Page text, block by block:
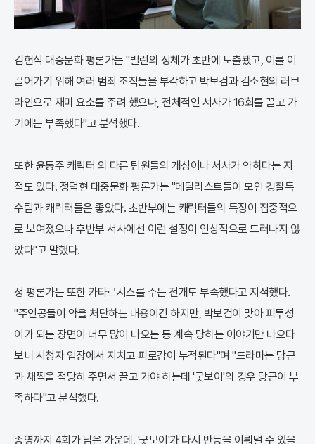
김헌식 대중문화 평론가는 "빌런의 정체가 초반에 노출됐고, 이를 이
끌어가기 위해 여러 범죄 조직들을 부각하고 박보검과 김소현의 러브
라인으로 재미 요소를 주려 했으나, 전체적인 서사가 16회를 끌고 가
기에는 부족했다"고 분석했다.
또한 윤동주 캐릭터 외 다른 팀원들의 개성이나 서사가 약하다는 지
적도 있다. 정덕현 대중문화 평론가는 "메달리스트들이 모인 경찰특
수팀과 캐릭터들은 좋았다. 초반부에는 캐릭터들의 특징이 집중적으
로 보여졌으나 후반부 서사에선 이런 설정이 인상적으로 드러나지 않
았다"고 말했다.
정 평론가는 또한 카타르시스를 주는 전개도 부족했다고 지적했다.
"주인공들이 악을 처단하는 내용이긴 하지만, 박보검이 맞아 피투성
이가 되는 장면이 너무 많이 나오는 등 계속 당하는 이야기만 나오다
보니 시청자 입장에서 지치고 피로감이 누적된다"며 "드라마는 당근
과 채찍을 적당히 주면서 끌고 가야 하는데 '굿보이'의 경우 당근이 부
족하다"고 분석했다.
종영까지 4회가 남은 가운데, '굿보이'가 다시 반등을 이뤄낼 수 있을